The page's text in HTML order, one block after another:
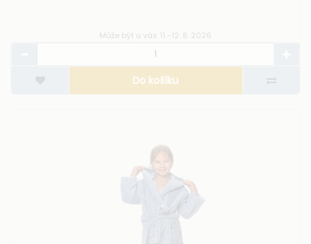
Může být u vás 11.–12. 8. 2026
Do košíku